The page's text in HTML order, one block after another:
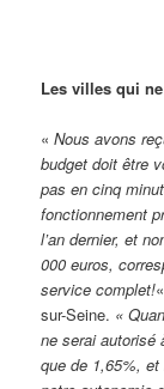
Les villes qui
«Nous avons
budget doit être
pas en cinq
fonctionnement
l’an dernier, et
000 euros,
service complet!
sur-Seine. «
ne serai autorisé
que de 1,65%,